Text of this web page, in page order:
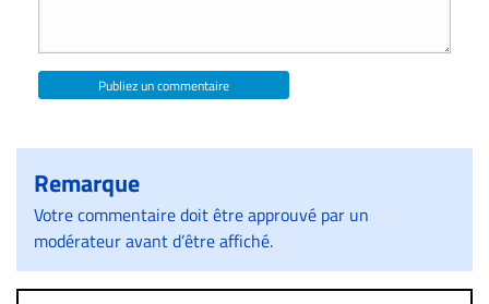
Publiez un commentaire
Remarque
Votre commentaire doit être approuvé par un
modérateur avant d’être affiché.